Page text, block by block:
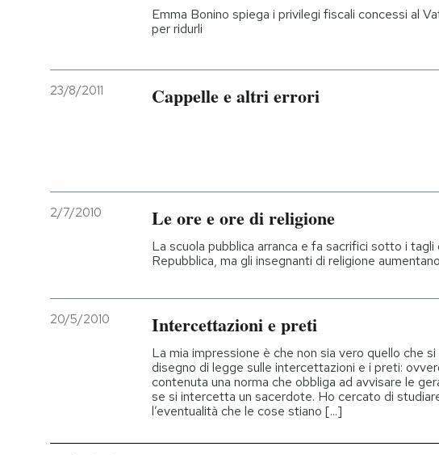
PODCAST
AREA PERSONALE
Emma Bonino spiega i privilegi fiscali concessi al
per ridurli
23/8/2011 Cappelle e altri errori
2/7/2010 Le ore e ore di religione
La scuola pubblica arranca e fa sacrifici sotto i
Repubblica, ma gli insegnanti di religione aumentano
20/5/2010 Intercettazioni e preti
La mia impressione è che non sia vero quello che
disegno di legge sulle intercettazioni e i preti:
contenuta una norma che obbliga ad avvisare le
se si intercetta un sacerdote. Ho cercato di
l’eventualità che le cose stiano [...]